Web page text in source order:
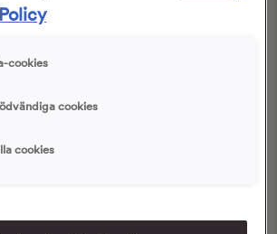
och
Chokladknäcke
cookies
cookies
cookies